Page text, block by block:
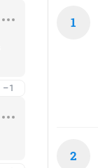
–1
1
2